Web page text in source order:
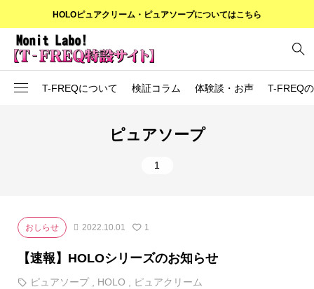
HOLOピュアクリーム・ピュアソープについてはこちら
T-FREQについて 検証コラム 体験談・お声 T-FREQ
検証コラム
ピュアソープ
1
おしらせ 2022.10.01 1
【速報】HOLOシリーズのお知らせ
ピュアソープ , HOLO , ピュアクリーム